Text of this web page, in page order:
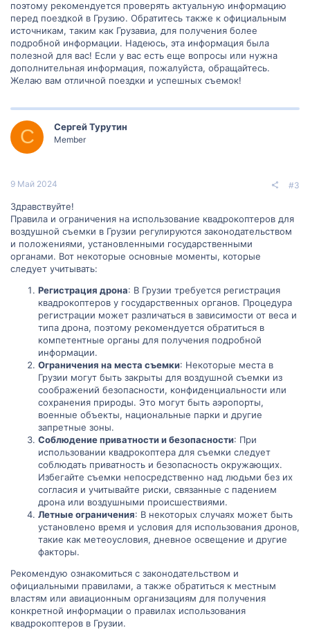
поэтому рекомендуется проверять актуальную информацию
перед поездкой в Грузию. Обратитесь также к официальным
источникам, таким как Грузавиа, для получения более
подробной информации. Надеюсь, эта информация была
полезной для вас! Если у вас есть еще вопросы или нужна
дополнительная информация, пожалуйста, обращайтесь.
Желаю вам отличной поездки и успешных съемок!
С Сергей Турутин
Member
9 Май 2024 #3
Здравствуйте!
Правила и ограничения на использование квадрокоптеров для
воздушной съемки в Грузии регулируются законодательством
и положениями, установленными государственными
органами. Вот некоторые основные моменты, которые
следует учитывать:
Регистрация дрона: В Грузии требуется регистрация
квадрокоптеров у государственных органов. Процедура
регистрации может различаться в зависимости от веса и
типа дрона, поэтому рекомендуется обратиться в
компетентные органы для получения подробной
информации.
Ограничения на места съемки: Некоторые места в
Грузии могут быть закрыты для воздушной съемки из
соображений безопасности, конфиденциальности или
сохранения природы. Это могут быть аэропорты,
военные объекты, национальные парки и другие
запретные зоны.
Соблюдение приватности и безопасности: При
использовании квадрокоптера для съемки следует
соблюдать приватность и безопасность окружающих.
Избегайте съемки непосредственно над людьми без их
согласия и учитывайте риски, связанные с падением
дрона или воздушными происшествиями.
Летные ограничения: В некоторых случаях может быть
установлено время и условия для использования дронов,
такие как метеоусловия, дневное освещение и другие
факторы.
Рекомендую ознакомиться с законодательством и
официальными правилами, а также обратиться к местным
властям или авиационным организациям для получения
конкретной информации о правилах использования
квадрокоптеров в Грузии.